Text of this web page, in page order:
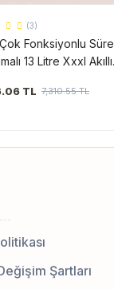
(3)
Fonksiyonlu Süre
13 Litre Xxxl Akıllı
TL 7,310.55 TL
Şartları